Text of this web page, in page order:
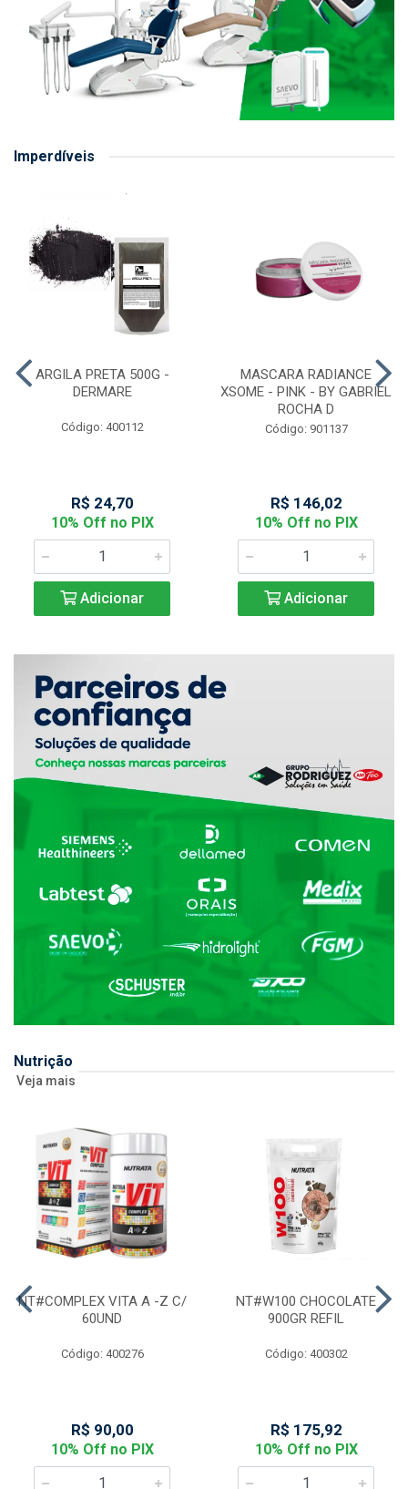
Imperdíveis
ARGILA PRETA 500G -
DERMARE
Código: 400112
R$ 24,70
10% Off no PIX
Adicionar
MASCARA RADIANCE
XSOME - PINK - BY GABRIEL
ROCHA D
Código: 901137
R$ 146,02
10% Off no PIX
Adicionar
Nutrição
Veja mais
NT#COMPLEX VITA A -Z C/
60UND
Código: 400276
R$ 90,00
10% Off no PIX
NT#W100 CHOCOLATE
900GR REFIL
Código: 400302
R$ 175,92
10% Off no PIX